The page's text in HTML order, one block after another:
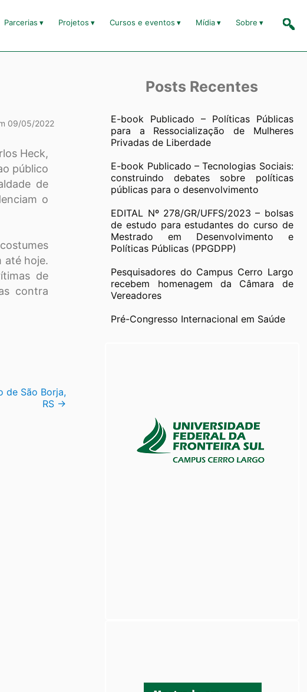
Parcerias Projetos Cursos e eventos Mídia Sobre
09/05/2022
Heck,
público
de
o
até hoje.
de
contra
de São Borja,
RS →
Posts Recentes
E-book Publicado – Políticas Públicas
para a Ressocialização de Mulheres
Privadas de Liberdade
E-book Publicado – Tecnologias Sociais:
construindo debates sobre políticas
públicas para o desenvolvimento
EDITAL Nº 278/GR/UFFS/2023 – bolsas
de estudo para estudantes do curso de
Mestrado em Desenvolvimento e
Políticas Públicas (PPGDPP)
Pesquisadores do Campus Cerro Largo
recebem homenagem da Câmara de
Vereadores
Pré-Congresso Internacional em Saúde